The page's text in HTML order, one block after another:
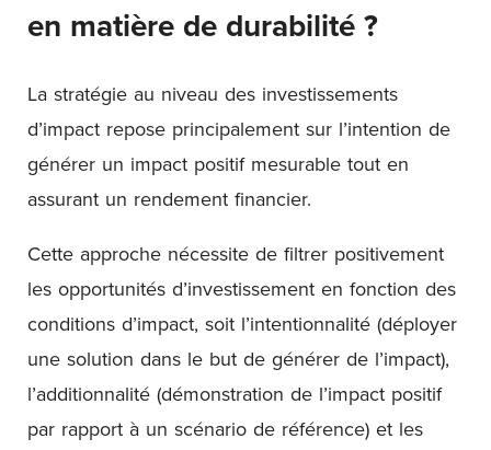
en matière de durabilité ?
La stratégie au niveau des investissements
d’impact repose principalement sur l’intention de
générer un impact positif mesurable tout en
assurant un rendement financier.
Cette approche nécessite de filtrer positivement
les opportunités d’investissement en fonction des
conditions d’impact, soit l’intentionnalité (déployer
une solution dans le but de générer de l’impact),
l’additionnalité (démonstration de l’impact positif
par rapport à un scénario de référence) et les